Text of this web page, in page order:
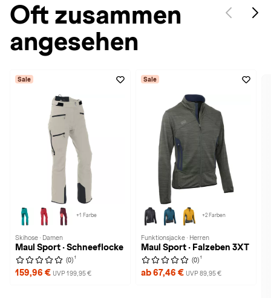
Oft zusammen
angesehen
Sale
+1 Farbe
Skihose · Damen
Maul Sport · Schneeflocke
(0) 1
159,96 € UVP 199,95 €
Sale
+2 Farben
Funktionsjacke · Herren
Maul Sport · Falzeben 3XT
(0) 1
ab 67,46 € UVP 89,95 €